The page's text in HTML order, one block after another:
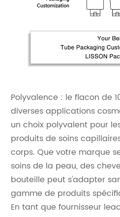
Polyvalence : le flacon de
diverses applications
un choix polyvalent pour
produits de soins
corps. Que votre marque
soins de la peau, des
bouteille peut s'adapter
gamme de produits
En tant que fournisseur